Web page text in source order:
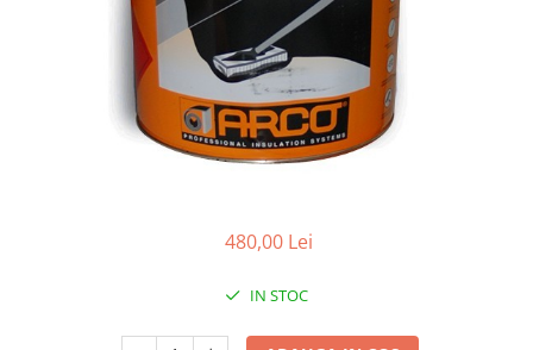
Sipca metalica
Cuie constructii
480,00 Lei
IN STOC